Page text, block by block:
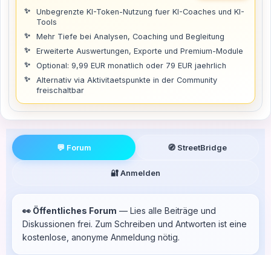
Unbegrenzte KI-Token-Nutzung fuer KI-Coaches und KI-
Tools
Mehr Tiefe bei Analysen, Coaching und Begleitung
Erweiterte Auswertungen, Exporte und Premium-Module
Optional: 9,99 EUR monatlich oder 79 EUR jaehrlich
Alternativ via Aktivitaetspunkte in der Community
freischaltbar
💬 Forum 🧭 StreetBridge
🔐 Anmelden
👀 Öffentliches Forum — Lies alle Beiträge und
Diskussionen frei. Zum Schreiben und Antworten ist eine
kostenlose, anonyme Anmeldung nötig.